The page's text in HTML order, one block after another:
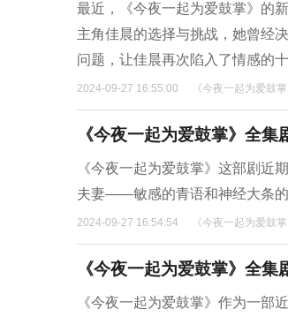
最近，《今夜一起为爱鼓掌》的
主角佳晨的选择与挑战，她曾经
问题，让佳晨再次陷入了情感的
2024-09-27 16:55:00 《今夜一起为爱鼓
《今夜一起为爱鼓掌》全集
《今夜一起为爱鼓掌》这部剧近
夫妻——敏感的青语和神经大条
2024-09-27 16:54:54 《今夜一起为爱鼓
《今夜一起为爱鼓掌》全集
《今夜一起为爱鼓掌》作为一部